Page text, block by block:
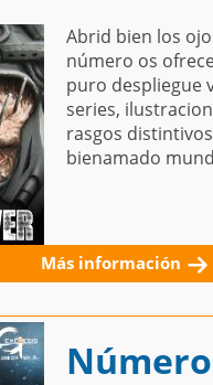
Abrid bien los
número os
puro despliegue
series,
rasgos
bienamado
Más información